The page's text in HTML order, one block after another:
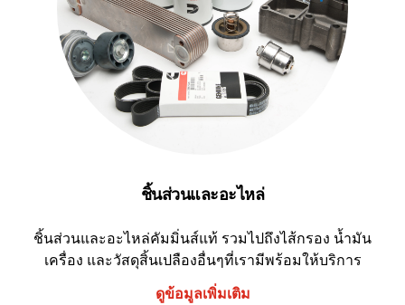
ชิ้นส่วนและอะไหล่
ชิ้นส่วนและอะไหล่คัมมิ่นส์แท้ รวมไปถึงไส้กรอง น้ำมัน
เครื่อง และวัสดุสิ้นเปลืองอื่นๆที่เรามีพร้อมให้บริการ
ดูข้อมูลเพิ่มเติม